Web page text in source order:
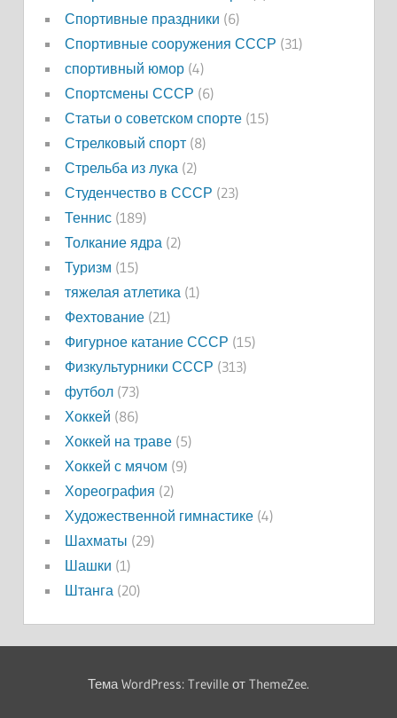
Спортивные праздники (6)
Спортивные сооружения СССР (31)
спортивный юмор(4)
Спортсмены СССР (6)
Статьи о советском спорте(15)
Стрелковый спорт(8)
Стрельба из лука(2)
Студенчество в СССР (23)
Теннис(189)
Толкание ядра(2)
Туризм (15)
тяжелая атлетика(1)
Фехтование(21)
Фигурное катание СССР (15)
Физкультурники СССР (313)
футбол(73)
Хоккей (86)
Хоккей на траве(5)
Хоккей с мячом (9)
Хореография (2)
Художественной гимнастике(4)
Шахматы (29)
Шашки (1)
Штанга(20)
Тема WordPress: Treville от ThemeZee.